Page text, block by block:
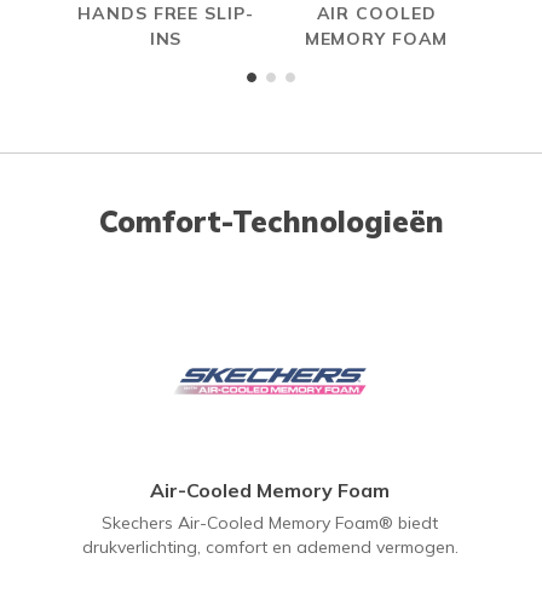
HANDS FREE SLIP-
INS
AIR COOLED
MEMORY FOAM
Comfort-Technologieën
Air-Cooled Memory Foam
Skechers Air-Cooled Memory Foam® biedt
drukverlichting, comfort en ademend vermogen.